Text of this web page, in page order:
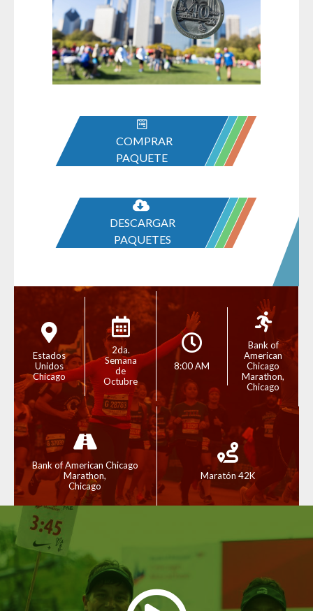
COMPRAR
PAQUETE
DESCARGAR
PAQUETES
Estados
Unidos
Chicago
2da.
Semana
de
Octubre
8:00 AM
Bank of
American
Chicago
Marathon,
Chicago
Bank of American Chicago
Marathon,
Chicago
Maratón 42K